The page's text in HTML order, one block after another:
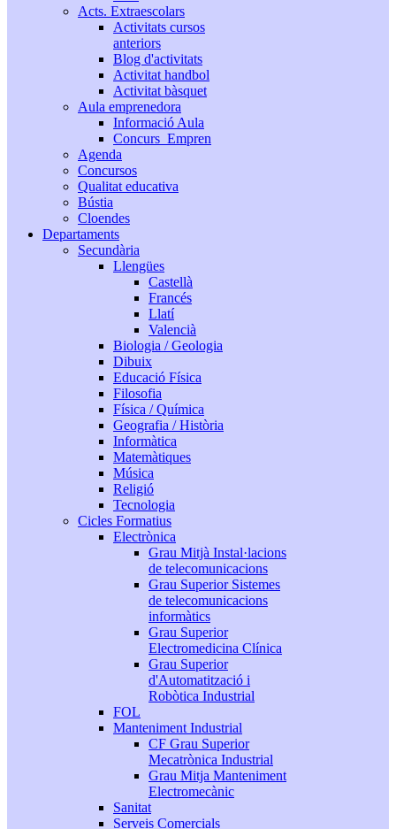
Acts. Extraescolars
Activitats cursos
anteriors
Blog d'activitats
Activitat handbol
Activitat bàsquet
Aula emprenedora
Informació Aula
Concurs_Empren
Agenda
Concursos
Qualitat educativa
Bústia
Cloendes
Departaments
Secundària
Llengües
Castellà
Francés
Llatí
Valencià
Biologia / Geologia
Dibuix
Educació Física
Filosofia
Física / Química
Geografia / Història
Informàtica
Matemàtiques
Música
Religió
Tecnologia
Cicles Formatius
Electrònica
Grau Mitjà Instal·lacions
de telecomunicacions
Grau Superior Sistemes
de telecomunicacions
informàtics
Grau Superior
Electromedicina Clínica
Grau Superior
d'Automatització i
Robòtica Industrial
FOL
Manteniment Industrial
CF Grau Superior
Mecatrònica Industrial
Grau Mitja Manteniment
Electromecànic
Sanitat
Serveis Comercials